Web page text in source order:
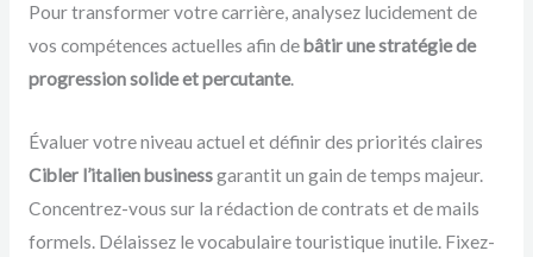
Pour transformer votre carrière, analysez lucidement de
vos compétences actuelles afin debâtir une stratégie de
progression solide et percutante.
Évaluer votre niveau actuel et définir des priorités claires
Cibler l’italien businessgarantit un gain de temps majeur.
Concentrez-vous sur la rédaction de contrats et de mails
formels. Délaissez le vocabulaire touristique inutile. Fixez-